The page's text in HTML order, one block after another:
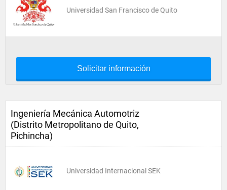
Universidad San Francisco de Quito
Solicitar información
Ingeniería Mecánica Automotriz
(Distrito Metropolitano de Quito,
Pichincha)
Universidad Internacional SEK